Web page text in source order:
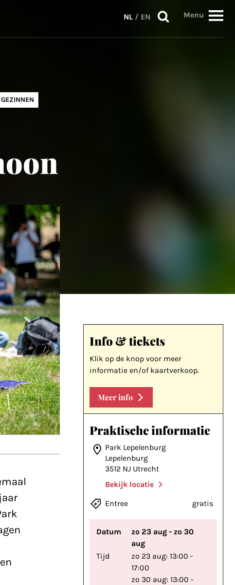
NL / EN Menu
GEZINNEN
Info & tickets
Klik op de knop voor meer
informatie en/of kaartverkoop.
Meer info
Praktische informatie
Park Lepelenburg
Lepelenburg
3512 NJ Utrecht
Bekijk locatie
Entree gratis
Datum
zo 23 aug - zo 30
aug
Tijd
zo 23 aug: 13:00 -
17:00
zo 30 aug: 13:00 -